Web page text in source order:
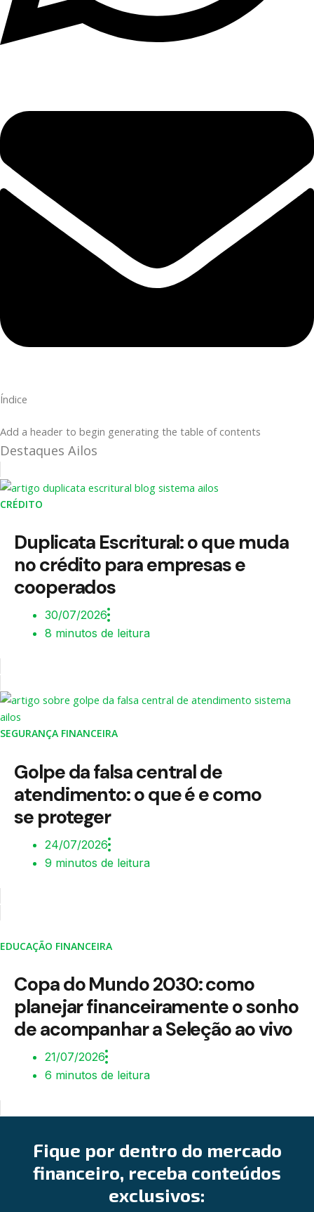
Índice
Add a header to begin generating the table of contents
Destaques Ailos
CRÉDITO
Duplicata Escritural: o que muda
no crédito para empresas e
cooperados
30/07/2026
8 minutos de leitura
SEGURANÇA FINANCEIRA
Golpe da falsa central de
atendimento: o que é e como
se proteger
24/07/2026
9 minutos de leitura
EDUCAÇÃO FINANCEIRA
Copa do Mundo 2030: como
planejar financeiramente o sonho
de acompanhar a Seleção ao vivo
21/07/2026
6 minutos de leitura
Fique por dentro do mercado
financeiro, receba conteúdos
exclusivos: